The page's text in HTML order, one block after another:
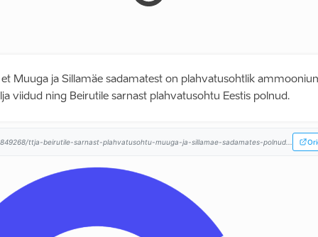
et Muuga ja Sillamäe sadamatest on plahvatusohtlik
viidud ning Beirutile sarnast plahvatusohtu Eestis polnud.
ttja-beirutile-sarnast-plahvatusohtu-muuga-ja-sillamae-sadamates-polnud...